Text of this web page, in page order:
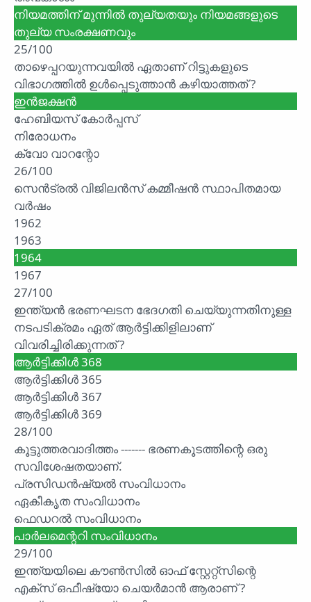
നിയമത്തിന് മുന്നിൽ തുല്യതയും നിയമങ്ങളുടെ
തുല്യ സംരക്ഷണവും
25/100
താഴെപ്പറയുന്നവയിൽ ഏതാണ് റിട്ടുകളുടെ
വിഭാഗത്തിൽ ഉൾപ്പെടുത്താൻ കഴിയാത്തത് ?
ഇൻജക്ഷൻ
ഹേബിയസ് കോർപ്പസ്
നിരോധനം
ക്വോ വാറന്റോ
26/100
സെൻട്രൽ വിജിലൻസ് കമ്മീഷൻ സ്ഥാപിതമായ
വർഷം
1962
1963
1964
1967
27/100
ഇന്ത്യൻ ഭരണഘടന ഭേദഗതി ചെയ്യുന്നതിനുള്ള
നടപടിക്രമം ഏത് ആർട്ടിക്കിളിലാണ്
വിവരിച്ചിരിക്കുന്നത് ?
ആർട്ടിക്കിൾ 368
ആർട്ടിക്കിൾ 365
ആർട്ടിക്കിൾ 367
ആർട്ടിക്കിൾ 369
28/100
കൂട്ടുത്തരവാദിത്തം ------- ഭരണകൂടത്തിന്റെ ഒരു
സവിശേഷതയാണ്.
പ്രസിഡൻഷ്യൽ സംവിധാനം
ഏകീകൃത സംവിധാനം
ഫെഡറൽ സംവിധാനം
പാർലമെന്ററി സംവിധാനം
29/100
ഇന്ത്യയിലെ കൗൺസിൽ ഓഫ് സ്റ്റേറ്റ്സിന്റെ
എക്സ് ഒഫീഷ്യോ ചെയർമാൻ ആരാണ് ?